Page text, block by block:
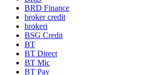
BRD Finance
broker credit
brokeri
BSG Credit
BT
BT Direct
BT Mic
BT Pay